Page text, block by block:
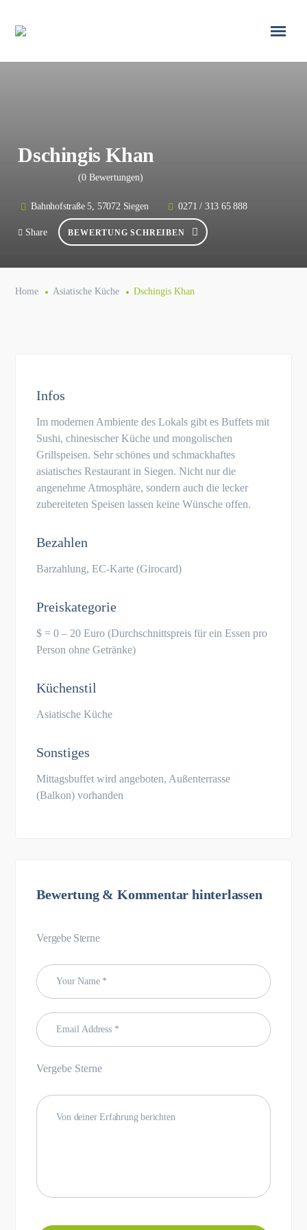
Dschingis Khan
(0 Bewertungen)
Bahnhofstraße 5, 57072 Siegen 0271 / 313 65 888
Share BEWERTUNG SCHREIBEN
Home Asiatische Küche Dschingis Khan
Infos
Im modernen Ambiente des Lokals gibt es Buffets mit
Sushi, chinesischer Küche und mongolischen
Grillspeisen. Sehr schönes und schmackhaftes
asiatisches Restaurant in Siegen. Nicht nur die
angenehme Atmosphäre, sondern auch die lecker
zubereiteten Speisen lassen keine Wünsche offen.
Bezahlen
Barzahlung, EC-Karte (Girocard)
Preiskategorie
$ = 0 – 20 Euro (Durchschnittspreis für ein Essen pro
Person ohne Getränke)
Küchenstil
Asiatische Küche
Sonstiges
Mittagsbuffet wird angeboten, Außenterrasse
(Balkon) vorhanden
Bewertung & Kommentar hinterlassen
Vergebe Sterne
Vergebe Sterne